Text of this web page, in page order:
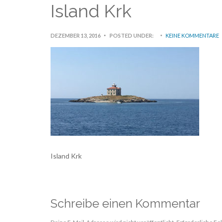
Island Krk
DEZEMBER 13, 2016 POSTED UNDER: KEINE KOMMENTARE
Island Krk
Schreibe einen Kommentar